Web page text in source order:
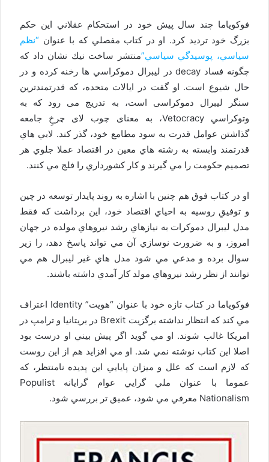
فوكوياما چند سال پيش خود در استحكام عقلاني اين حكم
بزرگ خود ترديد كرد. او در كتاب مفصلي كه با عنوان “نظم
سياسي، پوسيدگي سياسي”منتشر ساخت نيك نشان داد كه
چگونه فساد decay در ليبرال دموكراسي ها رخنه کرده و در
حال شیوع است. او گفت در ایالات متحده، که قدرتمندترین
سنگر لیبرال دموکراسی است، به تدریج می رود که به
وتوكراسي Vetocracy، به معنای چوب لای چرخِ جامعه
گذاشتن عوامل قدرت به سود مطامع خود، گذر كند. لابي هاي
قدرتمند وابسته به رشته هاي معين در اقتصاد عملا جلوي هر
تصميم حكومت را مي گيرند و كار كشورداري را فلج مي كنند.
او در كتاب فوق هم چنين با اشاره به روند پايدار توسعه در چين
و توفيقِ روسيه به احياي اقتصاد خود، اين برداشت كه فقط
مدل ليبرال دموكرات به نيازهاي رشد نيروهاي مولده در جهان
امروز، و به ضرورت نوسازي آن مي تواند پاسخ دهد، را زير
سوال برده و مدعي مي شود مدل هاي غير ليبرال هم مي
توانند از نظر رشد نيروهاي مولد كار آمدي داشته باشند.
فوكوياما در كتاب تازه خود با عنوان “هويت” Identity اعتراف
مي كند كه انتظار نداشته برگزيت Brexit در بريتانيا و ترامپ در
امريكا غالب شوند. او مي گويد اگر پيش بيني او درست بود
اصلا اين كتاب نوشته نمي شد. او مي افزايد هم از اين روست
كه لازم است كه علل و ميزان پايايي اين پديده نامنتظر، كه
عموما با عنوان ملي گرايي عوام گرایانه Populist
Nationalism معرفي مي شود، عميق تر بررسي شود.